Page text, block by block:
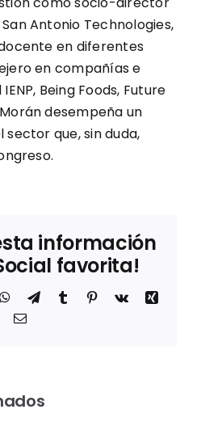
Antonio Technologies,
en diferentes
en compañías e
Being Foods, Future
desempeña un
que, sin duda,
información
favorita!
WhatsApp
TelegramTumblr Pinterest
Vk
Xing
Correo